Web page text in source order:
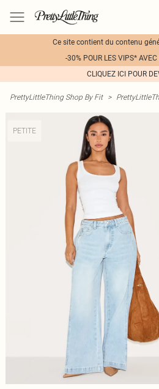
Ce site contient du contenu
-30% POUR LES VIPS*
CLIQUEZ ICI POUR
PrettyLittleThing Shop By Fit >
PETITE